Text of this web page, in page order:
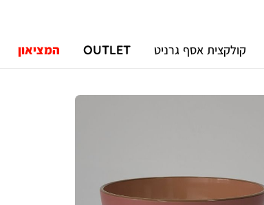
קולקצית אסף גרניט OUTLET המציאון